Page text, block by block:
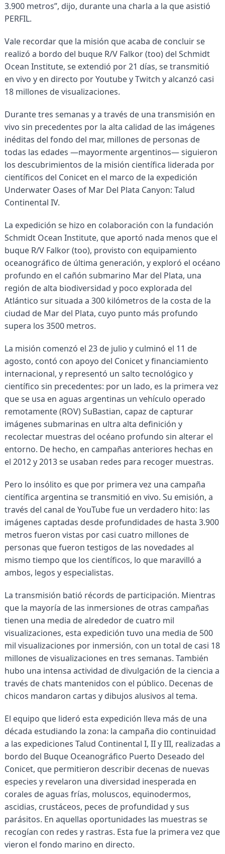
3.900 metros”, dijo, durante una charla a la que asistió
PERFIL.
Vale recordar que la misión que acaba de concluir se
realizó a bordo del buque R/V Falkor (too) del Schmidt
Ocean Institute, se extendió por 21 días, se transmitió
en vivo y en directo por Youtube y Twitch y alcanzó casi
18 millones de visualizaciones.
Durante tres semanas y a través de una transmisión en
vivo sin precedentes por la alta calidad de las imágenes
inéditas del fondo del mar, millones de personas de
todas las edades —mayormente argentinos— siguieron
los descubrimientos de la misión científica liderada por
científicos del Conicet en el marco de la expedición
Underwater Oases of Mar Del Plata Canyon: Talud
Continental IV.
La expedición se hizo en colaboración con la fundación
Schmidt Ocean Institute, que aportó nada menos que el
buque R/V Falkor (too), provisto con equipamiento
oceanográfico de última generación, y exploró el océano
profundo en el cañón submarino Mar del Plata, una
región de alta biodiversidad y poco explorada del
Atlántico sur situada a 300 kilómetros de la costa de la
ciudad de Mar del Plata, cuyo punto más profundo
supera los 3500 metros.
La misión comenzó el 23 de julio y culminó el 11 de
agosto, contó con apoyo del Conicet y financiamiento
internacional, y representó un salto tecnológico y
científico sin precedentes: por un lado, es la primera vez
que se usa en aguas argentinas un vehículo operado
remotamente (ROV) SuBastian, capaz de capturar
imágenes submarinas en ultra alta definición y
recolectar muestras del océano profundo sin alterar el
entorno. De hecho, en campañas anteriores hechas en
el 2012 y 2013 se usaban redes para recoger muestras.
Pero lo insólito es que por primera vez una campaña
científica argentina se transmitió en vivo. Su emisión, a
través del canal de YouTube fue un verdadero hito: las
imágenes captadas desde profundidades de hasta 3.900
metros fueron vistas por casi cuatro millones de
personas que fueron testigos de las novedades al
mismo tiempo que los científicos, lo que maravilló a
ambos, legos y especialistas.
La transmisión batió récords de participación. Mientras
que la mayoría de las inmersiones de otras campañas
tienen una media de alrededor de cuatro mil
visualizaciones, esta expedición tuvo una media de 500
mil visualizaciones por inmersión, con un total de casi 18
millones de visualizaciones en tres semanas. También
hubo una intensa actividad de divulgación de la ciencia a
través de chats mantenidos con el público. Decenas de
chicos mandaron cartas y dibujos alusivos al tema.
El equipo que lideró esta expedición lleva más de una
década estudiando la zona: la campaña dio continuidad
a las expediciones Talud Continental I, II y III, realizadas a
bordo del Buque Oceanográfico Puerto Deseado del
Conicet, que permitieron describir decenas de nuevas
especies y revelaron una diversidad inesperada en
corales de aguas frías, moluscos, equinodermos,
ascidias, crustáceos, peces de profundidad y sus
parásitos. En aquellas oportunidades las muestras se
recogían con redes y rastras. Esta fue la primera vez que
vieron el fondo marino en directo.